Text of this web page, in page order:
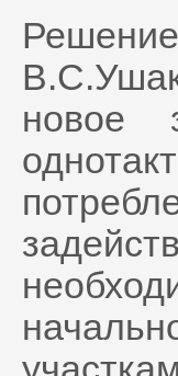
новое